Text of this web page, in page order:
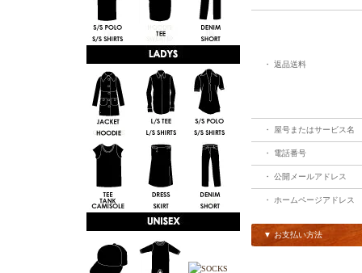
・ 返品送料
・ 屋号またはサービス名
・ 電話番号
・ 公開メールアドレス
・ ホームページアドレス
▼ お支払い方法